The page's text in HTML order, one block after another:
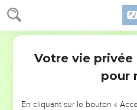
NE MANQUEZ
Votre vie
pour
En cliquant sur le bouton «